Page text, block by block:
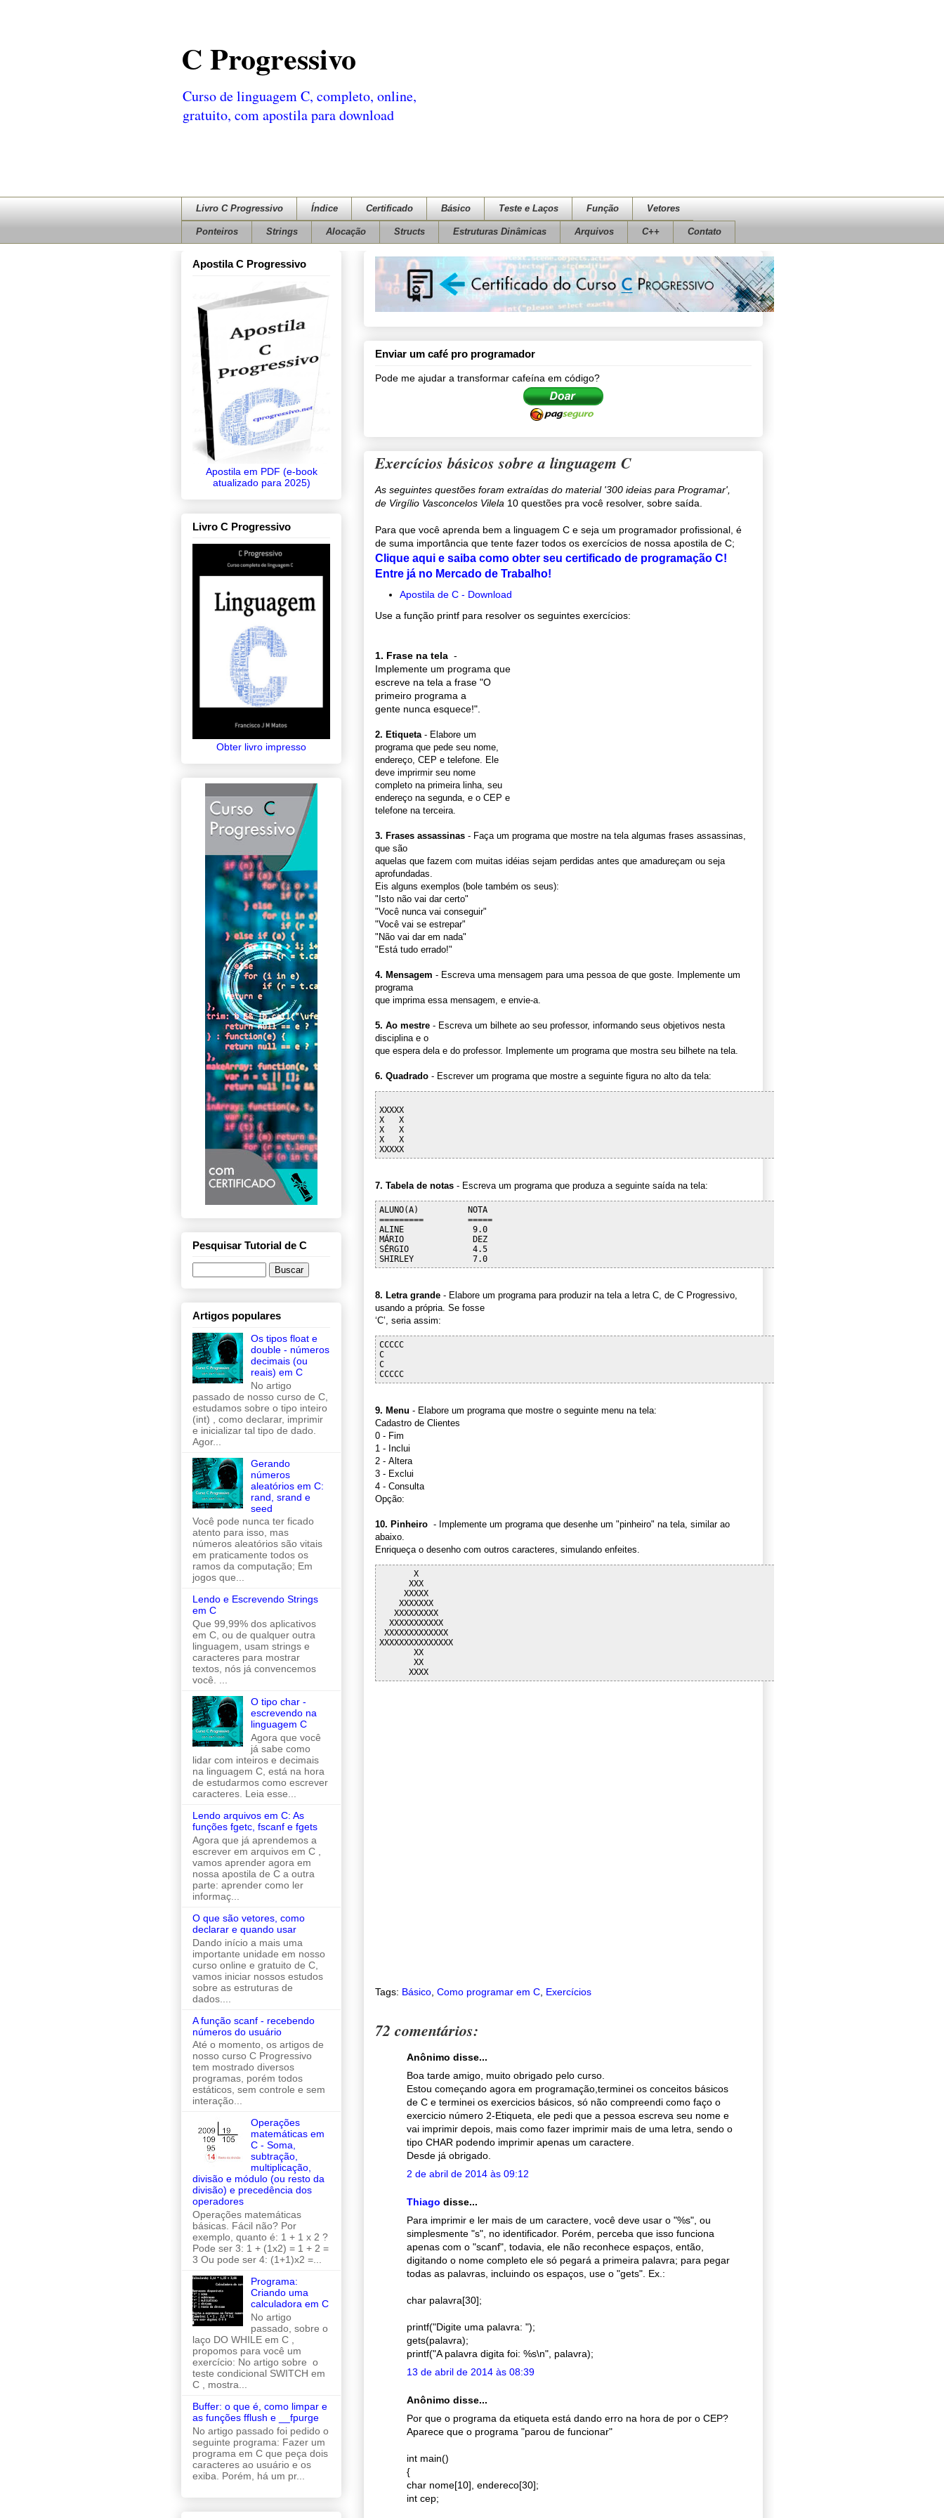
C Progressivo
Curso de linguagem C, completo, online,
gratuito, com apostila para download
Livro C Progressivo Índice Certificado Básico Teste e Laços Função Vetores
Ponteiros Strings Alocação Structs Estruturas Dinâmicas Arquivos C++ Contato
Enviar um café pro programador
Pode me ajudar a transformar cafeína em código?
Exercícios básicos sobre a linguagem C
As seguintes questões foram extraídas do material '300 ideias para Programar',
de Virgílio Vasconcelos Vilela 10 questões pra você resolver, sobre saída.
Para que você aprenda bem a linguagem C e seja um programador profissional, é
de suma importância que tente fazer todos os exercícios de nossa apostila de C;
Clique aqui e saiba como obter seu certificado de programação C!
Entre já no Mercado de Trabalho!
Apostila de C - Download
Use a função printf para resolver os seguintes exercícios:
1. Frase na tela -
Implemente um programa que
escreve na tela a frase "O
primeiro programa a
gente nunca esquece!".
2. Etiqueta - Elabore um
programa que pede seu nome,
endereço, CEP e telefone. Ele
deve imprirmir seu nome
completo na primeira linha, seu
endereço na segunda, e o CEP e
telefone na terceira.
3. Frases assassinas - Faça um programa que mostre na tela algumas frases assassinas,
que são
aquelas que fazem com muitas idéias sejam perdidas antes que amadureçam ou seja
aprofundadas.
Eis alguns exemplos (bole também os seus):
"Isto não vai dar certo"
"Você nunca vai conseguir"
"Você vai se estrepar"
"Não vai dar em nada"
"Está tudo errado!"
4. Mensagem - Escreva uma mensagem para uma pessoa de que goste. Implemente um
programa
que imprima essa mensagem, e envie-a.
5. Ao mestre - Escreva um bilhete ao seu professor, informando seus objetivos nesta
disciplina e o
que espera dela e do professor. Implemente um programa que mostra seu bilhete na tela.
6. Quadrado - Escrever um programa que mostre a seguinte figura no alto da tela:
XXXXX
X   X
X   X
X   X
7. Tabela de notas - Escreva um programa que produza a seguinte saída na tela:
ALUNO(A)          NOTA
=========         =====
ALINE              9.0
MÁRIO              DEZ
SÉRGIO             4.5
8. Letra grande - Elabore um programa para produzir na tela a letra C, de C Progressivo,
usando a própria. Se fosse
‘C’, seria assim:
CCCCC
C
C
9. Menu - Elabore um programa que mostre o seguinte menu na tela:
Cadastro de Clientes
0 - Fim
1 - Inclui
2 - Altera
3 - Exclui
4 - Consulta
Opção:
10. Pinheiro - Implemente um programa que desenhe um "pinheiro" na tela, similar ao
abaixo.
Enriqueça o desenho com outros caracteres, simulando enfeites.
       X
      XXX
     XXXXX
    XXXXXXX
   XXXXXXXXX
  XXXXXXXXXXX
XXXXXXXXXXXXX
XXXXXXXXXXXXXXX
       XX
       XX
Tags: Básico Como programar em C Exercícios
72 comentários:
Anônimo disse...
Boa tarde amigo, muito obrigado pelo curso.
Estou começando agora em programação,terminei os conceitos básicos
de C e terminei os exercicios básicos, só não compreendi como faço o
exercicio número 2-Etiqueta, ele pedi que a pessoa escreva seu nome e
vai imprimir depois, mais como fazer imprimir mais de uma letra, sendo o
tipo CHAR podendo imprimir apenas um caractere.
Desde já obrigado.
2 de abril de 2014 às 09:12
Thiago disse...
Para imprimir e ler mais de um caractere, você deve usar o "%s", ou
simplesmente "s", no identificador. Porém, perceba que isso funciona
apenas com o "scanf", todavia, ele não reconhece espaços, então,
digitando o nome completo ele só pegará a primeira palavra; para pegar
todas as palavras, incluindo os espaços, use o "gets". Ex.:
char palavra[30];
printf("Digite uma palavra: ");
gets(palavra);
printf("A palavra digita foi: %s\n", palavra);
13 de abril de 2014 às 08:39
Anônimo disse...
Por que o programa da etiqueta está dando erro na hora de por o CEP?
Aparece que o programa "parou de funcionar"
int main()
{
char nome[10], endereco[30];
int cep;
Apostila C Progressivo
Apostila em PDF (e-book
atualizado para 2025)
Livro C Progressivo
Obter livro impresso
Pesquisar Tutorial de C
Artigos populares
Os tipos float e
double - números
decimais (ou
reais) em C
No artigo
passado de nosso curso de C,
estudamos sobre o tipo inteiro
(int) , como declarar, imprimir
e inicializar tal tipo de dado.
Agor...
Gerando
números
aleatórios em C:
rand, srand e
seed
Você pode nunca ter ficado
atento para isso, mas
números aleatórios são vitais
em praticamente todos os
ramos da computação; Em
jogos que...
Lendo e Escrevendo Strings
em C
Que 99,99% dos aplicativos
em C, ou de qualquer outra
linguagem, usam strings e
caracteres para mostrar
textos, nós já convencemos
você. ...
O tipo char -
escrevendo na
linguagem C
Agora que você
já sabe como
lidar com inteiros e decimais
na linguagem C, está na hora
de estudarmos como escrever
caracteres. Leia esse...
Lendo arquivos em C: As
funções fgetc, fscanf e fgets
Agora que já aprendemos a
escrever em arquivos em C ,
vamos aprender agora em
nossa apostila de C a outra
parte: aprender como ler
informaç...
O que são vetores, como
declarar e quando usar
Dando início a mais uma
importante unidade em nosso
curso online e gratuito de C,
vamos iniciar nossos estudos
sobre as estruturas de
dados....
A função scanf - recebendo
números do usuário
Até o momento, os artigos de
nosso curso C Progressivo
tem mostrado diversos
programas, porém todos
estáticos, sem controle e sem
interação...
Operações
matemáticas em
C - Soma,
subtração,
multiplicação,
divisão e módulo (ou resto da
divisão) e precedência dos
operadores
Operações matemáticas
básicas. Fácil não? Por
exemplo, quanto é: 1 + 1 x 2 ?
Pode ser 3: 1 + (1x2) = 1 + 2 =
3 Ou pode ser 4: (1+1)x2 =...
Programa:
Criando uma
calculadora em C
No artigo
passado, sobre o
laço DO WHILE em C ,
propomos para você um
exercício: No artigo sobre o
teste condicional SWITCH em
C , mostra...
Buffer: o que é, como limpar e
as funções fflush e __fpurge
No artigo passado foi pedido o
seguinte programa: Fazer um
programa em C que peça dois
caracteres ao usuário e os
exiba. Porém, há um pr...